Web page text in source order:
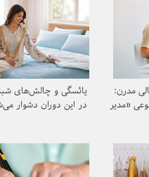
مدرن:
«مدیر
یائسگی و چالش‌های
در این دوران دشوار